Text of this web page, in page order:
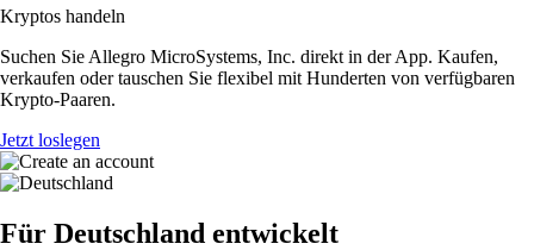
Kryptos handeln
Suchen Sie Allegro MicroSystems, Inc. direkt in der App. Kaufen,
verkaufen oder tauschen Sie flexibel mit Hunderten von verfügbaren
Krypto-Paaren.
Jetzt loslegen
Für Deutschland entwickelt